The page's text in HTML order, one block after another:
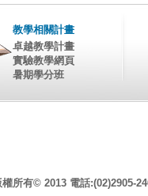
教學相關計畫
卓越教學計畫
實驗教學網頁
暑期學分班
所有© 2013 電話:(02)2905-